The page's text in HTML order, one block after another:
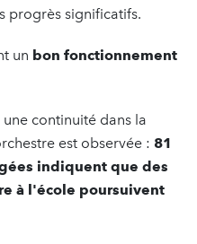
progrès significatifs.
un bon fonctionnement
continuité dans la
est observée : 81
indiquent que des
à l'école poursuivent